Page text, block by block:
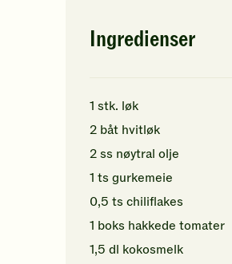
Ingredienser
1 stk. løk
2 båt hvitløk
2ss nøytral olje
1 ts gurkemeie
0,5 ts chiliflakes
1 boks hakkede tomater
1,5 dl kokosmelk